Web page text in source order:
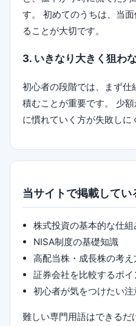
す。 初めてのうちは、当
ることが大切です。
3. いきなり大きく狙わ
初心者の段階では、まず仕
積むことが重要です。 少
に慣れていく方が失敗しに
当サイトで掲載してい
株式投資の基本的な仕組
NISA制度の基礎知識
高配当株・成長株の考え
証券会社を比較するポイ
初心者が気をつけたい注
難しい専門用語はできるだ